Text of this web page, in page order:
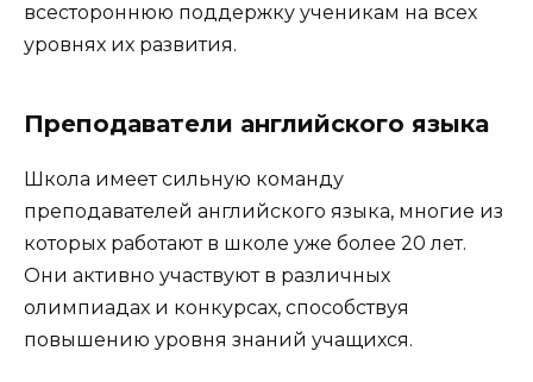
всестороннюю поддержку ученикам на всех
уровнях их развития.
Преподаватели английского языка
Школа имеет сильную команду
преподавателей английского языка, многие из
которых работают в школе уже более 20 лет.
Они активно участвуют в различных
олимпиадах и конкурсах, способствуя
повышению уровня знаний учащихся.